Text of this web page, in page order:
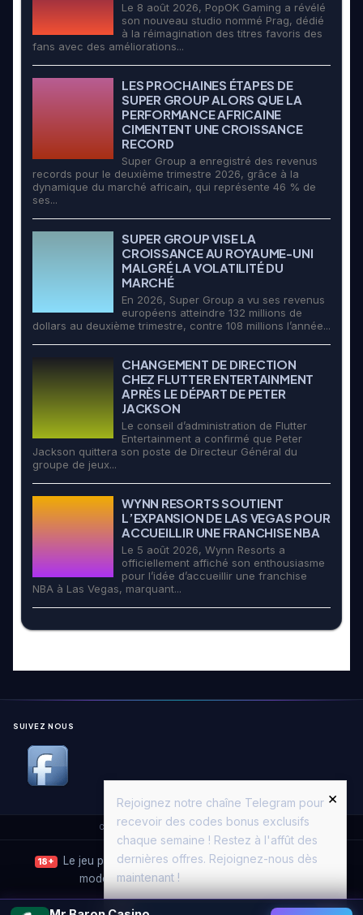
Le 8 août 2026, PopOK Gaming a révélé
son nouveau studio nommé Prag, dédié
à la réimagination des titres favoris des
fans avec des améliorations...
LES PROCHAINES ÉTAPES DE
SUPER GROUP ALORS QUE LA
PERFORMANCE AFRICAINE
CIMENTENT UNE CROISSANCE
RECORD
Super Group a enregistré des revenus
records pour le deuxième trimestre 2026, grâce à la
dynamique du marché africain, qui représente 46 % de
ses...
SUPER GROUP VISE LA
CROISSANCE AU ROYAUME-UNI
MALGRÉ LA VOLATILITÉ DU
MARCHÉ
En 2026, Super Group a vu ses revenus
européens atteindre 132 millions de
dollars au deuxième trimestre, contre 108 millions l’année...
CHANGEMENT DE DIRECTION
CHEZ FLUTTER ENTERTAINMENT
APRÈS LE DÉPART DE PETER
JACKSON
Le conseil d’administration de Flutter
Entertainment a confirmé que Peter
Jackson quittera son poste de Directeur Général du
groupe de jeux...
WYNN RESORTS SOUTIENT
L’EXPANSION DE LAS VEGAS POUR
ACCUEILLIR UNE FRANCHISE NBA
Le 5 août 2026, Wynn Resorts a
officiellement affiché son enthousiasme
pour l’idée d’accueillir une franchise
NBA à Las Vegas, marquant...
SUIVEZ NOUS
Copyright © 2026. All Rights Reserved. Casino Moon
Rejoignez notre chaîne Telegram pour
recevoir des codes bonus exclusifs
chaque semaine ! Restez à l'affût des
dernières offres. Rejoignez-nous dès
maintenant !
×
18+
Le jeu peut entraîner une dépendance. Jouez avec
modération.Joueurs Info Service